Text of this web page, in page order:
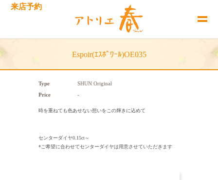
来店予約
Espoir(ｴｽﾎﾟﾜｰﾙ)OE035
Type
SHUN Original
Price
-
時を重ねても色あせない想いをこの輝きに込めて
センターダイヤ0.15ct～
*ご希望に合わせてセンターダイヤは用意させていただきます